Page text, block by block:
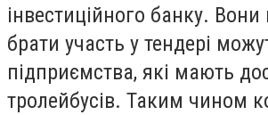
інвестиційного банку.
брати участь у тендері
підприємства, які мають
тролейбусів. Таким чином